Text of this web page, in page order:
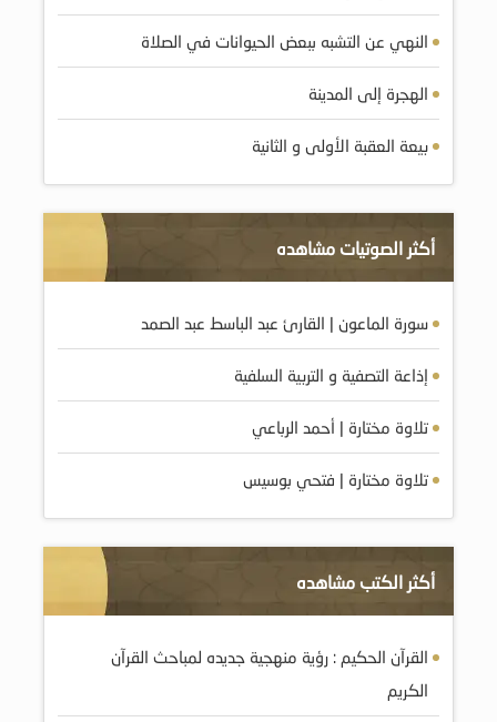
النهي عن التشبه ببعض الحيوانات في الصلاة
الهجرة إلى المدينة
بيعة العقبة الأولى و الثانية
أكثر الصوتيات مشاهده
سورة الماعون | القارئ عبد الباسط عبد الصمد
إذاعة التصفية و التربية السلفية
تلاوة مختارة | أحمد الرباعي
تلاوة مختارة | فتحي بوسيس
أكثر الكتب مشاهده
القرآن الحكيم : رؤية منهجية جديده لمباحث القرآن
الكريم